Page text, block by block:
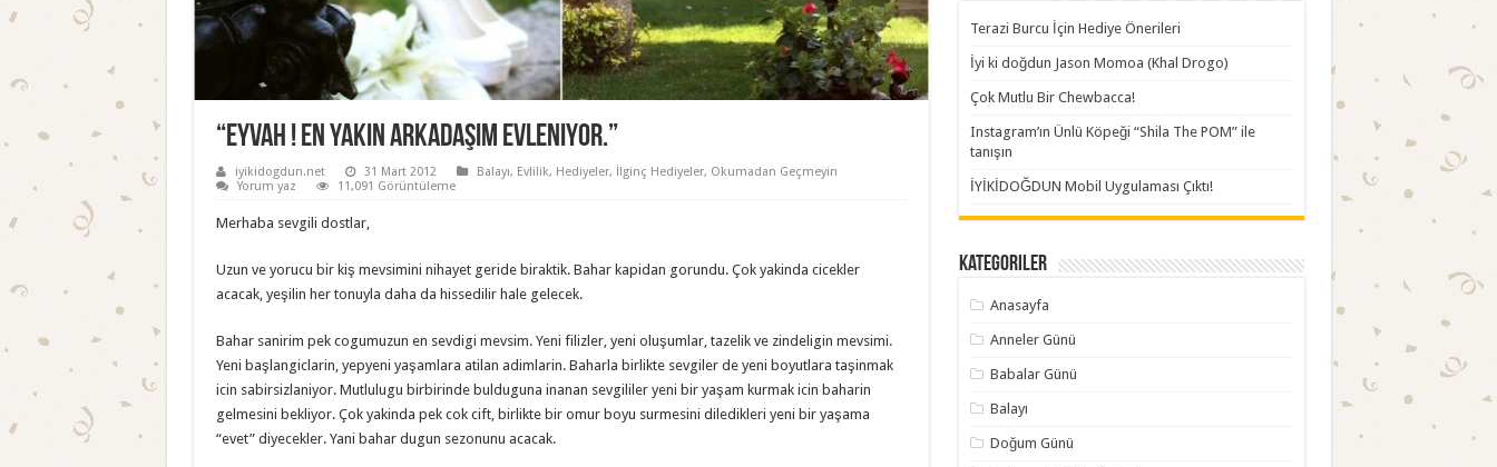
“Eyvah ! En yakın arkadaşım evleniyor.”
iyikidogdun.net 31 Mart 2012 Balayı, Evlilik, Hediyeler, İlginç Hediyeler, Okumadan Geçmeyin
Yorum yaz
11,091 Görüntüleme
Merhaba sevgili dostlar,
Uzun ve yorucu bir kiş mevsimini nihayet geride biraktik. Bahar kapidan gorundu. Çok yakinda cicekler
acacak, yeşilin her tonuyla daha da hissedilir hale gelecek.
Bahar sanirim pek cogumuzun en sevdigi mevsim. Yeni filizler, yeni oluşumlar, tazelik ve zindeligin mevsimi.
Yeni başlangiclarin, yepyeni yaşamlara atilan adimlarin. Baharla birlikte sevgiler de yeni boyutlara taşinmak
icin sabirsizlaniyor. Mutlulugu birbirinde bulduguna inanan sevgililer yeni bir yaşam kurmak icin baharin
gelmesini bekliyor. Çok yakinda pek cok cift, birlikte bir omur boyu surmesini diledikleri yeni bir yaşama
“evet” diyecekler. Yani bahar dugun sezonunu acacak.
Terazi Burcu İçin Hediye Önerileri
İyi ki doğdun Jason Momoa (Khal Drogo)
Çok Mutlu Bir Chewbacca!
Instagram’ın Ünlü Köpeği “Shila The POM” ile
tanışın
İYİKİDOĞDUN Mobil Uygulaması Çıktı!
Kategoriler
Anasayfa
Anneler Günü
Babalar Günü
Balayı
Doğum Günü